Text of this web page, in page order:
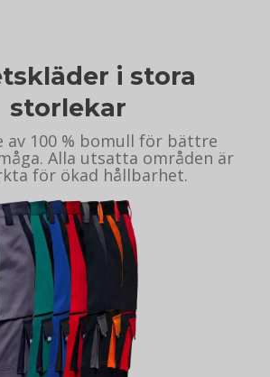
i stora
storlekar
av 100 % bomull för bättre
Alla utsatta områden är
för ökad hållbarhet.